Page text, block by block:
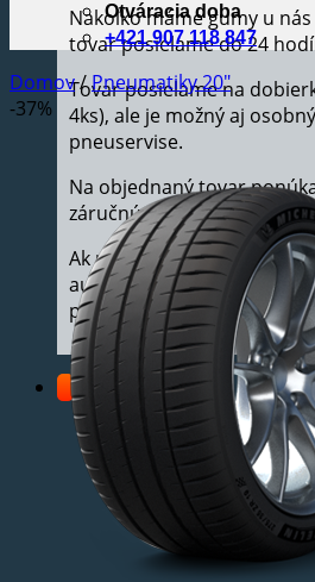
Nakoľko máme gumy u
tovar posielame do 24
Tovar posielame na
4ks), ale je možný aj
pneuservise.
Na objednaný tovar
záručnú dobu.
Ak potrebujete vymeniť
aute, v našom
pomôžeme.
Otváracia doba
+421 907 118 847
Domov/Pneumatiky 20"
-37%